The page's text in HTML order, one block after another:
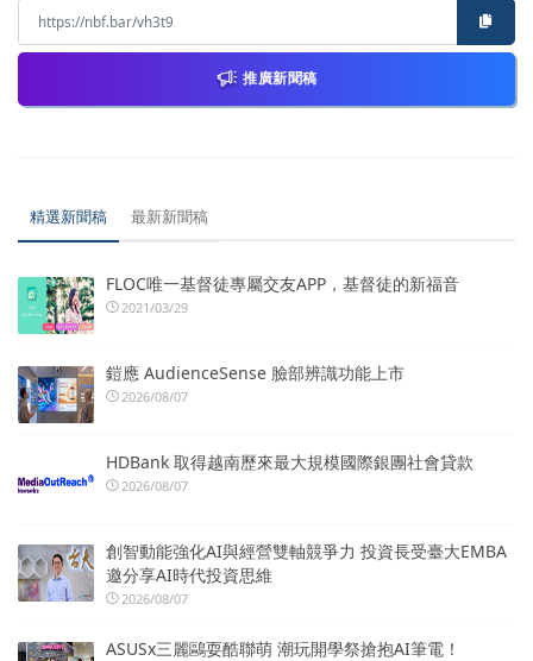
推廣新聞稿
精選新聞稿 最新新聞稿
FLOC唯一基督徒專屬交友APP，基督徒的新福音
2021/03/29
鎧應 AudienceSense 臉部辨識功能上市
2026/08/07
HDBank 取得越南歷來最大規模國際銀團社會貸款
2026/08/07
創智動能強化AI與經營雙軸競爭力 投資長受臺大EMBA
邀分享AI時代投資思維
2026/08/07
ASUSx三麗鷗耍酷聯萌 潮玩開學祭搶抱AI筆電！